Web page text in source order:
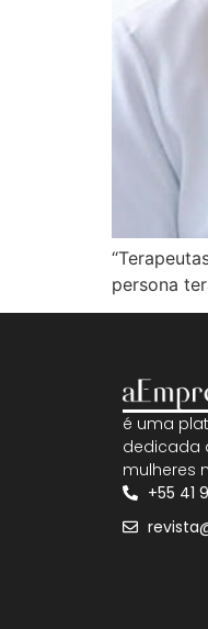
persona
é uma
dedicada
mulheres
+55 41